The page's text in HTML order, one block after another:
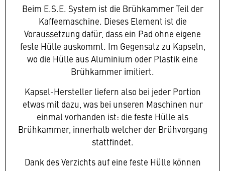
Beim E.S.E. System ist die Brühkammer Teil der
Kaffeemaschine. Dieses Element ist die
Voraussetzung dafür, dass ein Pad ohne eigene
feste Hülle auskommt. Im Gegensatz zu Kapseln,
wo die Hülle aus Aluminium oder Plastik eine
Brühkammer imitiert.
Kapsel-Hersteller liefern also bei jeder Portion
etwas mit dazu, was bei unseren Maschinen nur
einmal vorhanden ist: die feste Hülle als
Brühkammer, innerhalb welcher der Brühvorgang
stattfindet.
Dank des Verzichts auf eine feste Hülle können